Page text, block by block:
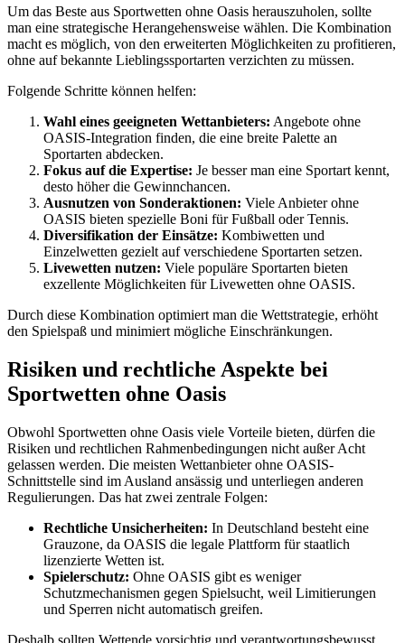
Um das Beste aus Sportwetten ohne Oasis herauszuholen, sollte
man eine strategische Herangehensweise wählen. Die Kombination
macht es möglich, von den erweiterten Möglichkeiten zu profitieren,
ohne auf bekannte Lieblingssportarten verzichten zu müssen.
Folgende Schritte können helfen:
Wahl eines geeigneten Wettanbieters: Angebote ohne
OASIS-Integration finden, die eine breite Palette an
Sportarten abdecken.
Fokus auf die Expertise: Je besser man eine Sportart kennt,
desto höher die Gewinnchancen.
Ausnutzen von Sonderaktionen: Viele Anbieter ohne
OASIS bieten spezielle Boni für Fußball oder Tennis.
Diversifikation der Einsätze: Kombiwetten und
Einzelwetten gezielt auf verschiedene Sportarten setzen.
Livewetten nutzen: Viele populäre Sportarten bieten
exzellente Möglichkeiten für Livewetten ohne OASIS.
Durch diese Kombination optimiert man die Wettstrategie, erhöht
den Spielspaß und minimiert mögliche Einschränkungen.
Risiken und rechtliche Aspekte bei
Sportwetten ohne Oasis
Obwohl Sportwetten ohne Oasis viele Vorteile bieten, dürfen die
Risiken und rechtlichen Rahmenbedingungen nicht außer Acht
gelassen werden. Die meisten Wettanbieter ohne OASIS-
Schnittstelle sind im Ausland ansässig und unterliegen anderen
Regulierungen. Das hat zwei zentrale Folgen:
Rechtliche Unsicherheiten: In Deutschland besteht eine
Grauzone, da OASIS die legale Plattform für staatlich
lizenzierte Wetten ist.
Spielerschutz: Ohne OASIS gibt es weniger
Schutzmechanismen gegen Spielsucht, weil Limitierungen
und Sperren nicht automatisch greifen.
Deshalb sollten Wettende vorsichtig und verantwortungsbewusst